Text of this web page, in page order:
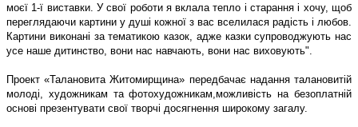
моєї 1-ї виставки. У свої роботи я вклала тепло і старання і хочу, щоб
переглядаючи картини у душі кожної з вас вселилася радість і любов.
Картини виконані за тематикою казок, адже казки супроводжують нас
усе наше дитинство, вони нас навчають, вони нас виховують".
Проект «Талановита Житомирщина» передбачає надання талановитій
молоді, художникам та фотохудожникам,можливість на безоплатній
основі презентувати свої творчі досягнення широкому загалу.